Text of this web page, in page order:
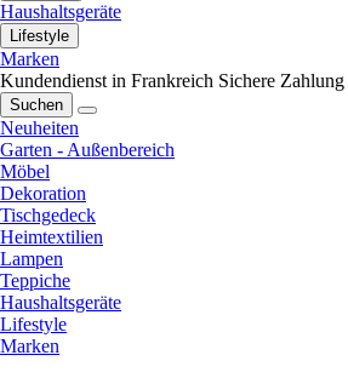
Haushaltsgeräte
Lifestyle
Marken
Kundendienst in Frankreich Sichere Zahlung
Suchen
Neuheiten
Garten - Außenbereich
Möbel
Dekoration
Tischgedeck
Heimtextilien
Lampen
Teppiche
Haushaltsgeräte
Lifestyle
Marken